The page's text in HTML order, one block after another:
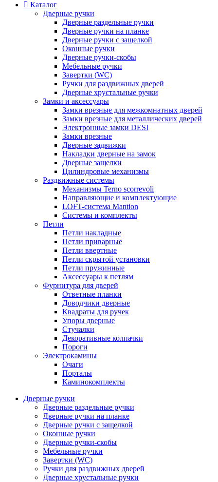
Каталог
Дверные ручки
Дверные раздельные ручки
Дверные ручки на планке
Дверные ручки с защелкой
Оконные ручки
Дверные ручки-скобы
Мебельные ручки
Завертки (WC)
Ручки для раздвижных дверей
Дверные хрустальные ручки
Замки и аксессуары
Замки врезные для межкомнатных дверей
Замки врезные для металлических дверей
Электронные замки DESI
Замки врезные
Дверные задвижки
Накладки дверные на замок
Дверные защелки
Цилиндровые механизмы
Раздвижные системы
Механизмы Terno scorrevoli
Направляющие и комплектующие
LOFT-cистема Mantion
Системы и комплекты
Петли
Петли накладные
Петли приварные
Петли ввертные
Петли скрытой установки
Петли пружинные
Аксессуары к петлям
Фурнитура для дверей
Ответные планки
Доводчики дверные
Квадраты для ручек
Упоры дверные
Стучалки
Декоративные колпачки
Пороги
Электрокамины
Очаги
Порталы
Каминокомплекты
Дверные ручки
Дверные раздельные ручки
Дверные ручки на планке
Дверные ручки с защелкой
Оконные ручки
Дверные ручки-скобы
Мебельные ручки
Завертки (WC)
Ручки для раздвижных дверей
Дверные хрустальные ручки